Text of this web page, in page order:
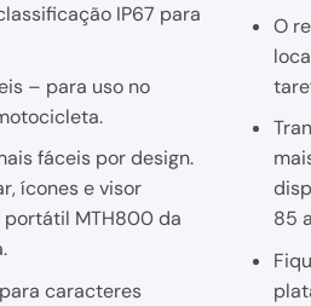
IP67 para
– para uso no
fáceis por design.
ícones e visor
MTH800 da
caracteres
O
85